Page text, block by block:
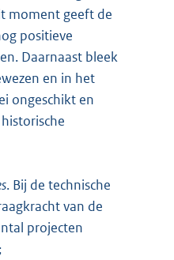
moment geeft de
positieve
Daarnaast bleek
en in het
ongeschikt en
. Bij de technische
van de
projecten